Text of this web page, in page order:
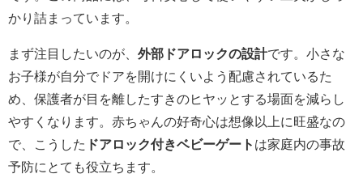
かり詰まっています。
まず注目したいのが、 外部ドアロックの設計です。小さな
お子様が自分でドアを開けにくいよう配慮されているた
め、保護者が目を離したすきのヒヤッとする場面を減らし
やすくなります。赤ちゃんの好奇心は想像以上に旺盛なの
で、こうした ドアロック付きベビーゲート は家庭内の事故
予防にとても役立ちます。